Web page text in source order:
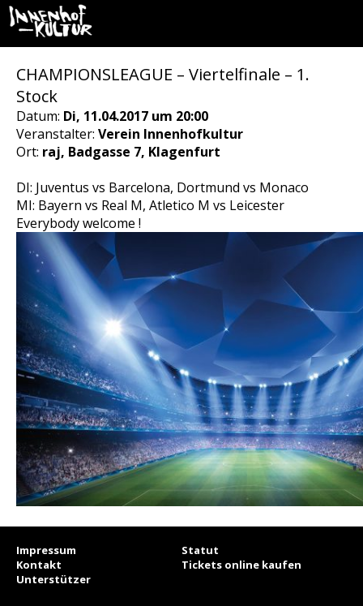
CHAMPIONSLEAGUE – Viertelfinale – 1.
Stock
Datum: Di, 11.04.2017 um 20:00
Veranstalter: Verein Innenhofkultur
Ort: raj, Badgasse 7, Klagenfurt
DI: Juventus vs Barcelona, Dortmund vs Monaco
MI: Bayern vs Real M, Atletico M vs Leicester
Everybody welcome !
Impressum
Statut
Kontakt
Tickets online kaufen
Unterstützer